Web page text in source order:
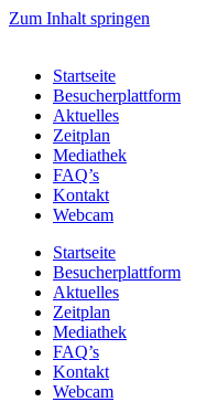
Zum Inhalt springen
Startseite
Besucherplattform
Aktuelles
Zeitplan
Mediathek
FAQ’s
Kontakt
Webcam
Startseite
Besucherplattform
Aktuelles
Zeitplan
Mediathek
FAQ’s
Kontakt
Webcam